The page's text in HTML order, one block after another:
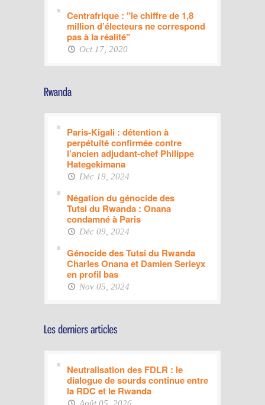
Centrafrique : "le chiffre de 1,8
million d’électeurs ne correspond
pas à la réalité"
Oct 17, 2020
Paris-Kigali : détention à
perpétuité confirmée contre
l’ancien adjudant-chef Philippe
Hategekimana
Déc 19, 2024
Négation du génocide des
Tutsi du Rwanda : Onana
condamné à Paris
Déc 09, 2024
Génocide des Tutsi du Rwanda
Charles Onana et Damien Serieyx
en profil bas
Nov 05, 2024
Neutralisation des FDLR : le
dialogue de sourds continue entre
la RDC et le Rwanda